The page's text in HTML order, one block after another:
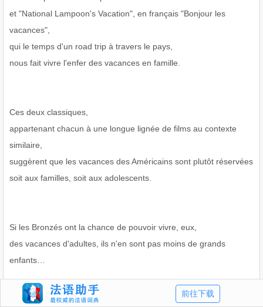
et "National Lampoon's Vacation", en français "Bonjour les
vacances",
qui le temps d'un road trip à travers le pays,
nous fait vivre l'enfer des vacances en famille.
Ces deux classiques,
appartenant chacun à une longue lignée de films au contexte
similaire,
suggèrent que les vacances des Américains sont plutôt réservées
soit aux familles, soit aux adolescents.
Si les Bronzés ont la chance de pouvoir vivre, eux,
des vacances d'adultes, ils n'en sont pas moins de grands
enfants…
前往下载